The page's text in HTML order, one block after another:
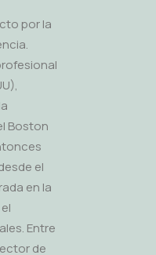
por la
Boston
el
en la
Entre
de